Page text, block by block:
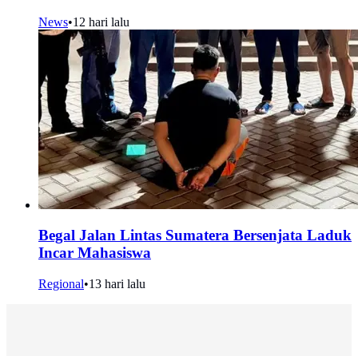
News•12 hari lalu
Begal Jalan Lintas Sumatera Bersenjata Laduk
Incar Mahasiswa
Regional•13 hari lalu